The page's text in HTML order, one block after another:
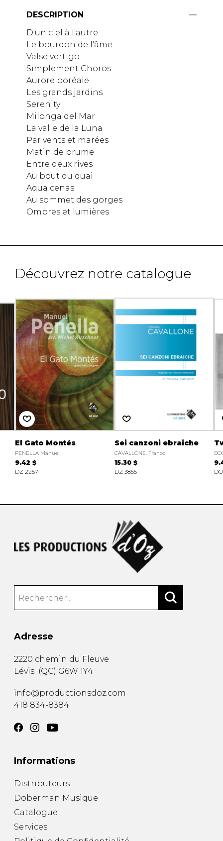
DESCRIPTION
D'un ciel à l'autre
Le bourdon de l'âme
Valse vertigo
Simplement Choros
Aurore boréale
Les grands jardins
Serenity
Milonga del Mar
La valle de la Luna
Par vents et marées
Matin de brume
Entre deux rives
Au bout du quai
Aqua cenas
Au sommet des gorges
Ombres et lumières
Découvrez notre catalogue
El Gato Montés
PENELLA Manuel
9.42 $
DZ 2257
Sei canzoni ebraiche
CAVALLONE, Franco
15.30 $
DZ 3855
Adresse
2220 chemin du Fleuve
Lévis (QC) G6W 1Y4
info@productionsdoz.com
418 834-8384
Informations
Distributeurs
Doberman Musique
Catalogue
Services